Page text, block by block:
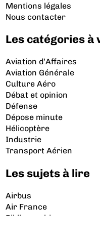
Mentions légales
Nous contacter
Les catégories à
Aviation d’Affaires
Aviation Générale
Culture Aéro
Débat et opinion
Défense
Dépose minute
Hélicoptère
Industrie
Transport Aérien
Les sujets à lire
Airbus
Air France
Bibliographie